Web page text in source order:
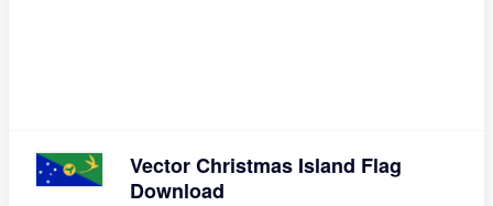
Vector Christmas Island Flag
Download